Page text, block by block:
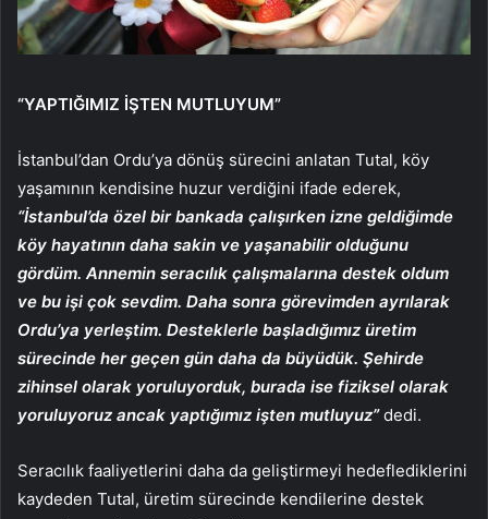
“YAPTIĞIMIZ İŞTEN MUTLUYUM”
İstanbul’dan Ordu’ya dönüş sürecini anlatan Tutal, köy
yaşamının kendisine huzur verdiğini ifade ederek,
“İstanbul’da özel bir bankada çalışırken izne geldiğimde
köy hayatının daha sakin ve yaşanabilir olduğunu
gördüm. Annemin seracılık çalışmalarına destek oldum
ve bu işi çok sevdim. Daha sonra görevimden ayrılarak
Ordu’ya yerleştim. Desteklerle başladığımız üretim
sürecinde her geçen gün daha da büyüdük. Şehirde
zihinsel olarak yoruluyorduk, burada ise fiziksel olarak
yoruluyoruz ancak yaptığımız işten mutluyuz”dedi.
Seracılık faaliyetlerini daha da geliştirmeyi hedeflediklerini
kaydeden Tutal, üretim sürecinde kendilerine destek